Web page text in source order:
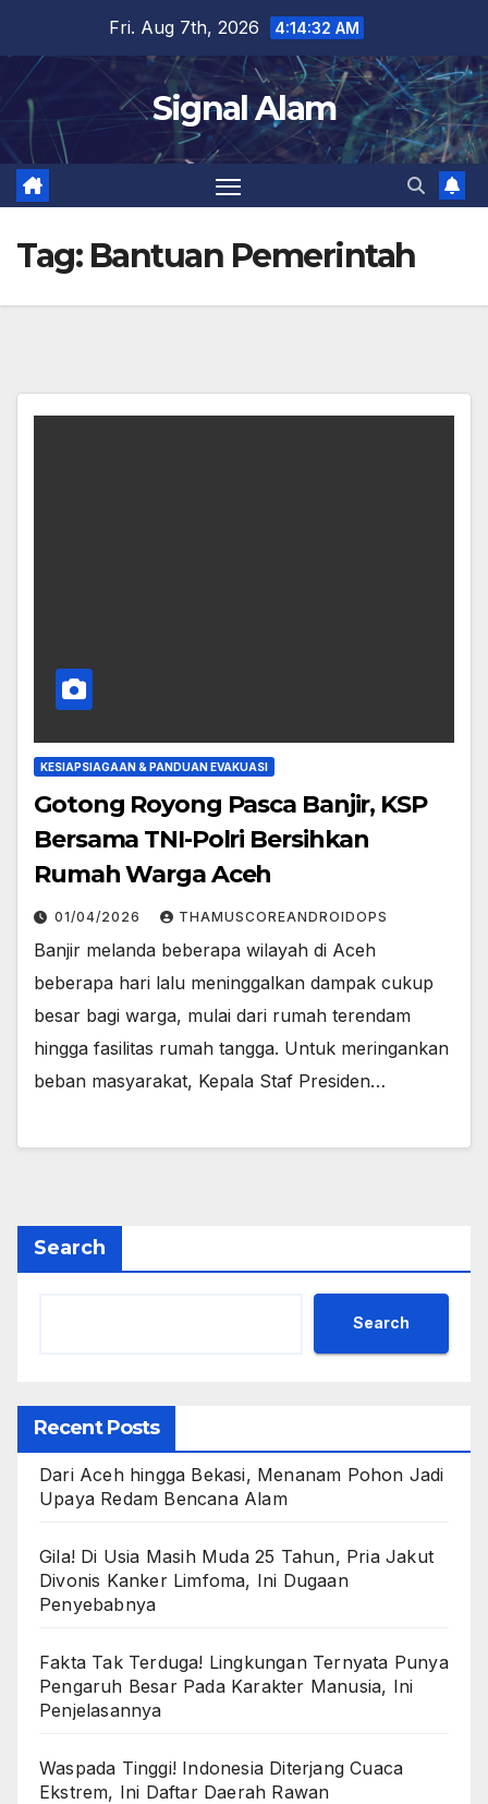
content
Fri. Aug 7th, 2026 4:14:33 AM
Signal Alam
Tag: Bantuan Pemerintah
KESIAPSIAGAAN & PANDUAN EVAKUASI
Gotong Royong Pasca Banjir, KSP
Bersama TNI-Polri Bersihkan
Rumah Warga Aceh
01/04/2026 THAMUSCOREANDROIDOPS
Banjir melanda beberapa wilayah di Aceh
beberapa hari lalu meninggalkan dampak cukup
besar bagi warga, mulai dari rumah terendam
hingga fasilitas rumah tangga. Untuk meringankan
beban masyarakat, Kepala Staf Presiden…
Search
Search
Recent Posts
Dari Aceh hingga Bekasi, Menanam Pohon Jadi
Upaya Redam Bencana Alam
Gila! Di Usia Masih Muda 25 Tahun, Pria Jakut
Divonis Kanker Limfoma, Ini Dugaan
Penyebabnya
Fakta Tak Terduga! Lingkungan Ternyata Punya
Pengaruh Besar Pada Karakter Manusia, Ini
Penjelasannya
Waspada Tinggi! Indonesia Diterjang Cuaca
Ekstrem, Ini Daftar Daerah Rawan